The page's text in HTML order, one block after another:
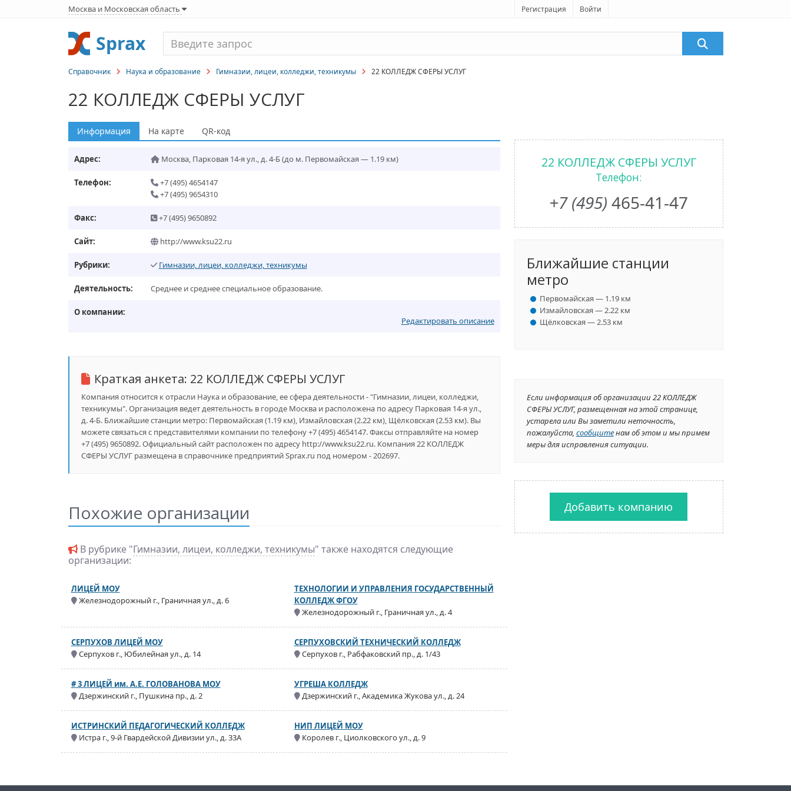
Москва и Московская область Регистрация Войти
Sprax
Справочник Наука и образование Гимназии, лицеи, колледжи, техникумы 22 КОЛЛЕДЖ СФЕРЫ УСЛУГ
22 КОЛЛЕДЖ СФЕРЫ УСЛУГ
Информация На карте QR-код
Адрес: Москва, Парковая 14-я ул., д. 4-Б(до м. Первомайская — 1.19 км)
Телефон:
+7 (495) 4654147
+7 (495) 9654310
Факс: +7 (495) 9650892
Сайт: http://www.ksu22.ru
Рубрики: Гимназии, лицеи, колледжи, техникумы
Деятельность: Среднее и среднее специальное образование.
О компании:
Редактировать описание
Краткая анкета: 22 КОЛЛЕДЖ СФЕРЫ УСЛУГ
Компания относится к отрасли Наука и образование, ее сфера деятельности - "Гимназии, лицеи, колледжи,
техникумы". Организация ведет деятельность в городе Москва и расположена по адресу Парковая 14-я ул.,
д. 4-Б. Ближайшие станции метро: Первомайская (1.19 км), Измайловская (2.22 км), Щёлковская (2.53 км). Вы
можете связаться с представителями компании по телефону +7 (495) 4654147. Факсы отправляйте на номер
+7 (495) 9650892. Официальный сайт расположен по адресу http://www.ksu22.ru. Компания 22 КОЛЛЕДЖ
СФЕРЫ УСЛУГ размещена в справочнике предприятий Sprax.ru под номером - 202697.
Похожие организации
В рубрике "Гимназии, лицеи, колледжи, техникумы" также находятся следующие
организации:
ЛИЦЕЙ МОУ
Железнодорожный г., Граничная ул., д. 6
ТЕХНОЛОГИИ И УПРАВЛЕНИЯ ГОСУДАРСТВЕННЫЙ
КОЛЛЕДЖ ФГОУ
Железнодорожный г., Граничная ул., д. 4
СЕРПУХОВ ЛИЦЕЙ МОУ
Серпухов г., Юбилейная ул., д. 14
СЕРПУХОВСКИЙ ТЕХНИЧЕСКИЙ КОЛЛЕДЖ
Серпухов г., Рабфаковский пр., д. 1/43
# 3 ЛИЦЕЙ им. А.Е. ГОЛОВАНОВА МОУ
Дзержинский г., Пушкина пр., д. 2
УГРЕША КОЛЛЕДЖ
Дзержинский г., Академика Жукова ул., д. 24
ИСТРИНСКИЙ ПЕДАГОГИЧЕСКИЙ КОЛЛЕДЖ
Истра г., 9-й Гвардейской Дивизии ул., д. 33А
НИП ЛИЦЕЙ МОУ
Королев г., Циолковского ул., д. 9
22 КОЛЛЕДЖ СФЕРЫ УСЛУГ
Телефон:
+7 (495) 465-41-47
Ближайшие станции
метро
Первомайская — 1.19 км
Измайловская — 2.22 км
Щёлковская — 2.53 км
Если информация об организации 22 КОЛЛЕДЖ
СФЕРЫ УСЛУГ, размещенная на этой странице,
устарела или Вы заметили неточность,
пожалуйста, сообщитенам об этом и мы примем
меры для исправления ситуации.
Добавить компанию